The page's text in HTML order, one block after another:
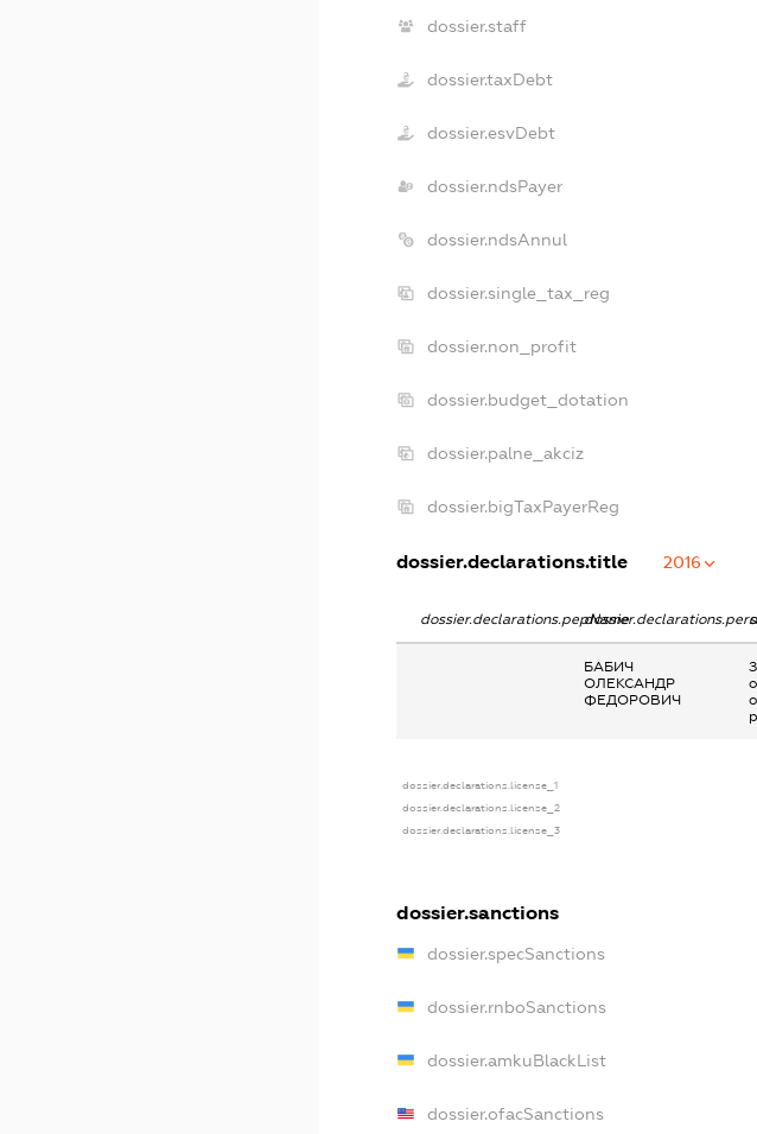
dossier.staff
dossier.taxDebt
dossier.esvDebt
dossier.ndsPayer
dossier.ndsAnnul
dossier.single_tax_reg
dossier.non_profit
dossier.budget_dotation
dossier.palne_akciz
dossier.bigTaxPayerReg
dossier.declarations.title 2016
dossier.declarations.pepName
БАБИЧ
ОЛЕКСАНДР
ФЕДОРОВИЧ
dossier.declarations.license_1
dossier.declarations.license_2
dossier.declarations.license_3
dossier.sanctions
dossier.specSanctions
dossier.rnboSanctions
dossier.amkuBlackList
dossier.ofacSanctions